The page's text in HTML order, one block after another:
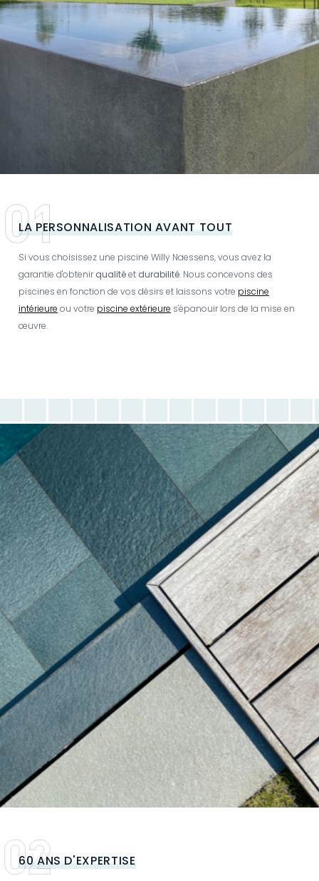
LA PERSONNALISATION AVANT TOUT
Si vous choisissez une piscine Willy Naessens, vous avez la
garantie d'obtenirqualitéet durabilité. Nous concevons des
piscines en fonction de vos désirs et laissons votre piscine
intérieure ou votre piscine extérieure s'épanouir lors de la mise en
œuvre.
60 ANS D'EXPERTISE